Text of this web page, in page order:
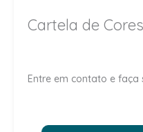
Cartela de
Entre em contato e faça